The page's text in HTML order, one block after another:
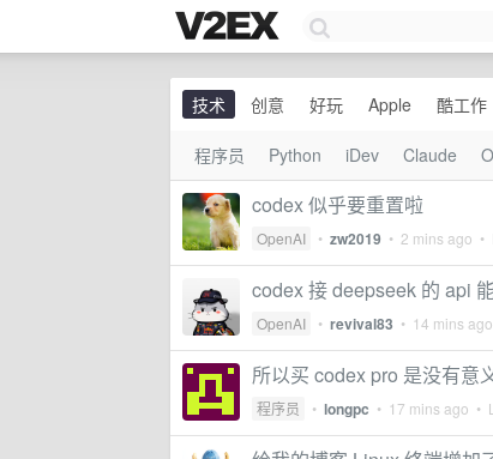
技术 创意 好玩 Apple 酷工作
程序员 Python iDev Claude
codex 似乎要重置啦
OpenAI • zw2019 • 2 mins ago •
codex 接 deepseek 的 api
OpenAI • revival83 • 14 mins ago
所以买 codex pro 是没有意
程序员 • longpc • 17 mins ago •